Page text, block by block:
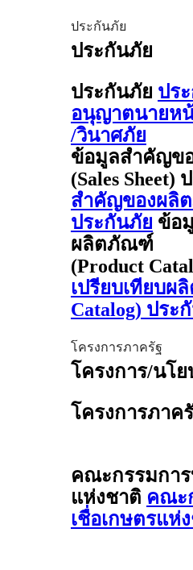
ประกันภัย
ประกันภัย
ประกันภัย ปร
อนุญาตนายห
/วินาศภัย
ข้อมูลสำคัญข
(Sales Sheet)
สำคัญของผลิต
ประกันภัย ข้อ
ผลิตภัณฑ์
(Product
เปรียบเทียบผ
Catalog) ประ
โครงการภาครัฐ
โครงการ/นโ
โครงการภาค
คณะกรรมการ
แห่งชาติ คณะ
เชื่อเกษตรแห่